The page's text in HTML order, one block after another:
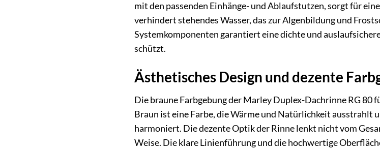
mit den passenden Einhänge- und Ablaufstutzen, sorgt für
verhindert stehendes Wasser, das zur Algenbildung und
Systemkomponenten garantiert eine dichte und
schützt.
Ästhetisches Design und dezente
Die braune Farbgebung der Marley Duplex-Dachrinne RG
Braun ist eine Farbe, die Wärme und Natürlichkeit ausstrahlt
harmoniert. Die dezente Optik der Rinne lenkt nicht vom
Weise. Die klare Linienführung und die hochwertige